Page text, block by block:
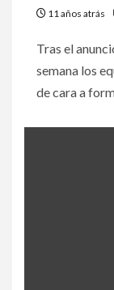
11 años atrás
Tras el
semana los
de cara a